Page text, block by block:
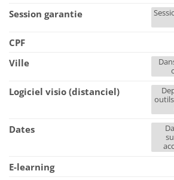
Session garantie
CPF
Ville
Logiciel visio (distanciel)
Dates
E-learning